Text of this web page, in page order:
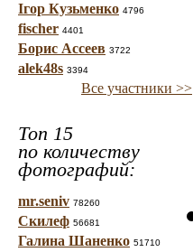
Ігор Кузьменко 4796
fischer 4401
Борис Ассеев 3722
alek48s 3394
Все участники >>
Топ 15
по количеству
фотографий:
mr.seniv 78260
Скилеф 56681
Галина Шаненко 51710